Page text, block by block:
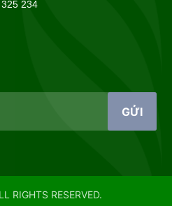
234
GỬI
RIGHTS RESERVED.